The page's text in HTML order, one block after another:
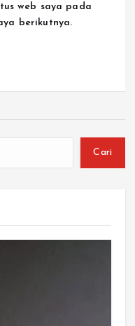
web saya pada
berikutnya.
Cari